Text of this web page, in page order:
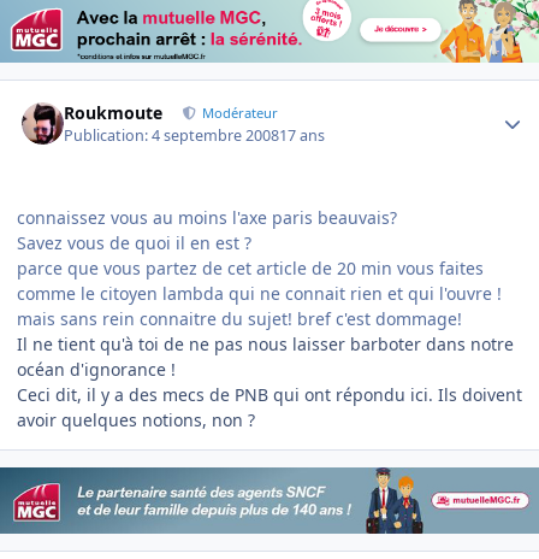
Roukmoute Modérateur
Publication:4 septembre 200817 ans
connaissez vous au moins l'axe paris beauvais?
Savez vous de quoi il en est ?
parce que vous partez de cet article de 20 min vous faites
comme le citoyen lambda qui ne connait rien et qui l'ouvre !
mais sans rein connaitre du sujet! bref c'est dommage!
Il ne tient qu'à toi de ne pas nous laisser barboter dans notre
océan d'ignorance !
Ceci dit, il y a des mecs de PNB qui ont répondu ici. Ils doivent
avoir quelques notions, non ?